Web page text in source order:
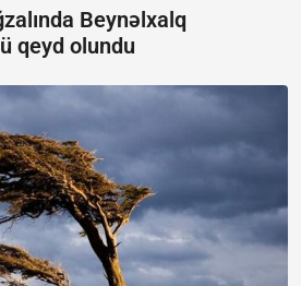
Beynəlxalq
qeyd olundu